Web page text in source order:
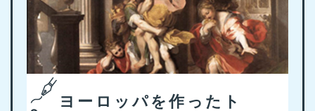
ヨーロッパを作ったト